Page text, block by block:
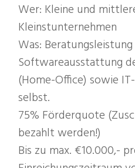
Wer: Kleine und
Kleinstunternehmen
Was:
Softwareausstattung
(Home-Office) sowie
selbst.
75% Förderquote
bezahlt werden!)
Bis zu max. €10.000,-